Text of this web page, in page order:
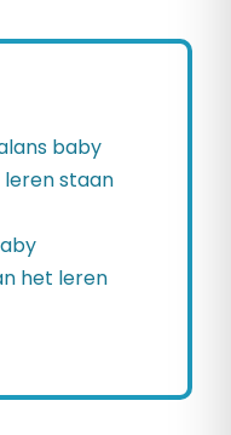
baby
staan
het leren